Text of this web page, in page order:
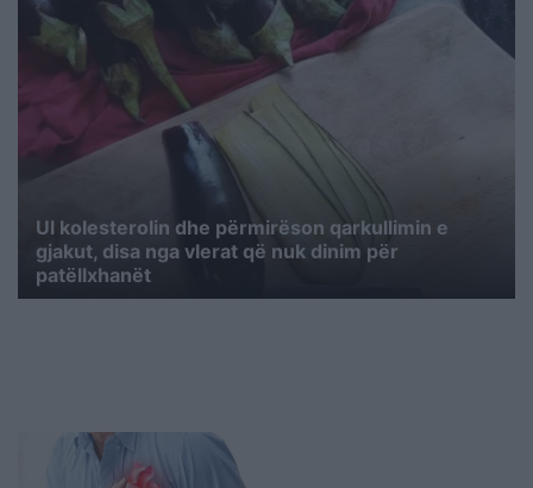
Ul kolesterolin dhe përmirëson qarkullimin e
gjakut, disa nga vlerat që nuk dinim për
patëllxhanët